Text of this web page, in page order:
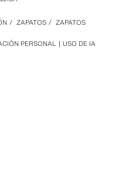
PERSONAL USO DE IA
/ ZAPATOS / ZAPATOS